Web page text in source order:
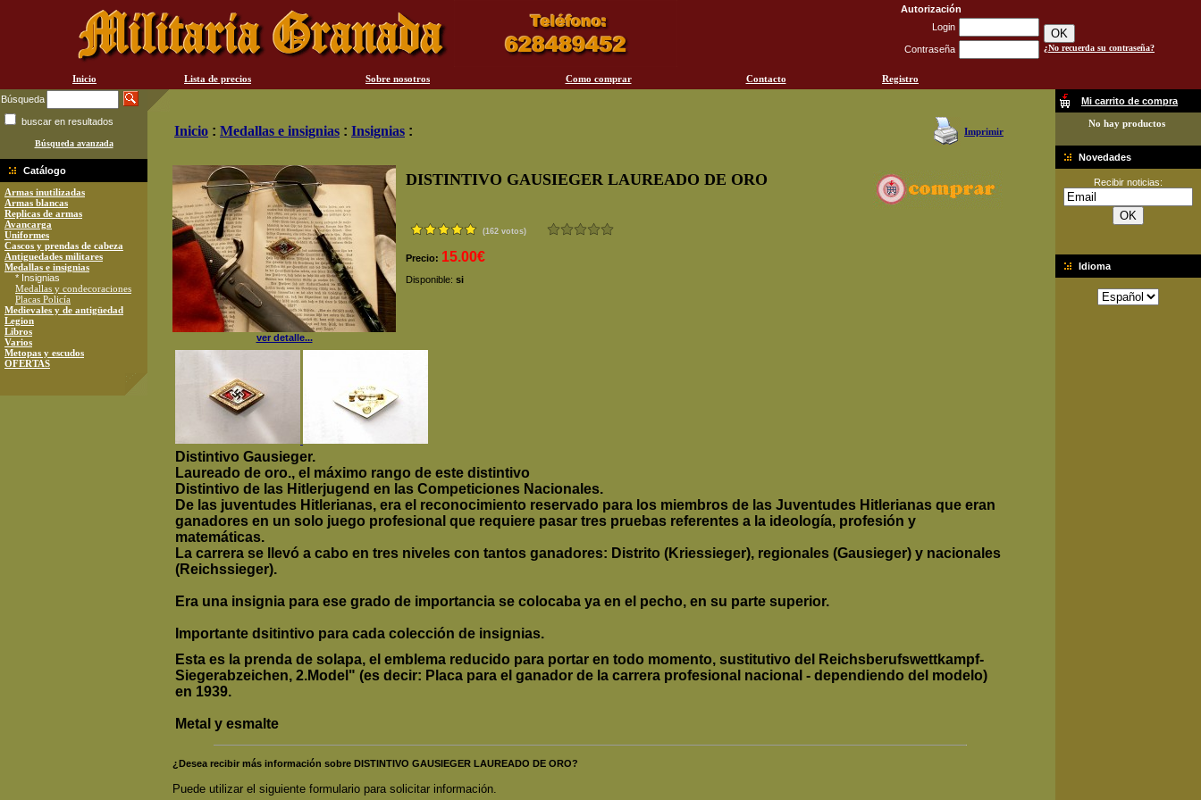
Autorización
Login
Contraseña ¿No recuerda su contraseña?
Inicio Lista de precios Sobre nosotros Como comprar Contacto
Registro
Búsqueda
buscar en resultados
Búsqueda avanzada
Catálogo
Armas inutilizadas
Armas blancas
Replicas de armas
Avancarga
Uniformes
Cascos y prendas de cabeza
Antiguedades militares
Medallas e insignias
* Insignias
Medallas y condecoraciones
Placas Policía
Medievales y de antigüedad
Legion
Libros
Varios
Metopas y escudos
OFERTAS
Inicio : Medallas e insignias : Insignias : Imprimir
ver detalle...
DISTINTIVO GAUSIEGER LAUREADO DE ORO
(162 votos)
Precio: 15.00€
Disponible: si
Distintivo Gausieger.
Laureado de oro., el máximo rango de este distintivo
Distintivo de las Hitlerjugend en las Competiciones Nacionales.
De las juventudes Hitlerianas, era el reconocimiento reservado para los miembros de las Juventudes Hitlerianas que eran
ganadores en un solo juego profesional que requiere pasar tres pruebas referentes a la ideología, profesión y
matemáticas.
La carrera se llevó a cabo en tres niveles con tantos ganadores: Distrito (Kriessieger), regionales (Gausieger) y nacionales
(Reichssieger).
Era una insignia para ese grado de importancia se colocaba ya en el pecho, en su parte superior.
Importante dsitintivo para cada colección de insignias.
Esta es la prenda de solapa, el emblema reducido para portar en todo momento, sustitutivo del Reichsberufswettkampf-
Siegerabzeichen, 2.Model" (es decir: Placa para el ganador de la carrera profesional nacional - dependiendo del modelo)
en 1939.
Metal y esmalte
¿Desea recibir más información sobre DISTINTIVO GAUSIEGER LAUREADO DE ORO?
Puede utilizar el siguiente formulario para solicitar información.
Mi carrito de compra
No hay productos
Novedades
Recibir noticias:
Idioma